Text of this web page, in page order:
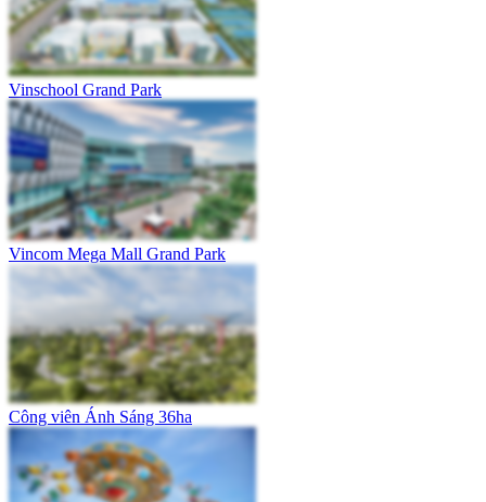
Vinschool Grand Park
Vincom Mega Mall Grand Park
Công viên Ánh Sáng 36ha